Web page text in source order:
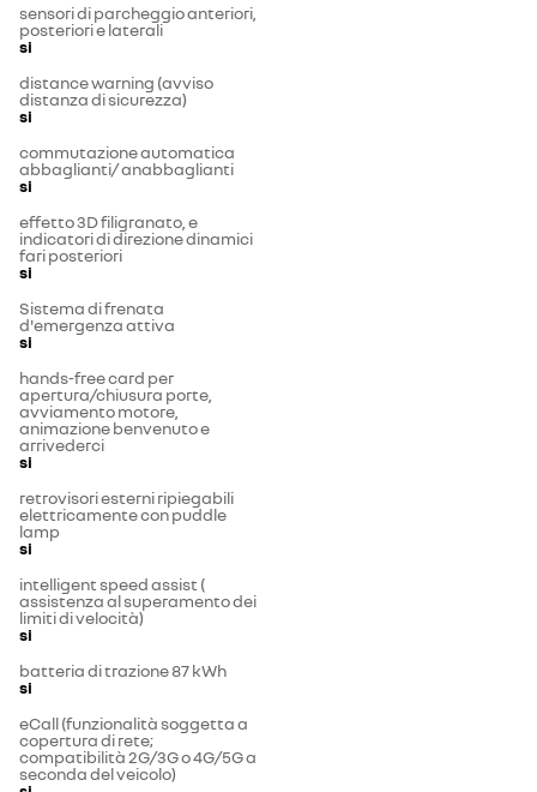
sensori di parcheggio anteriori,
posteriori e laterali
si
distance warning (avviso
distanza di sicurezza)
si
commutazione automatica
abbaglianti/ anabbaglianti
si
effetto 3D filigranato, e
indicatori di direzione dinamici
fari posteriori
si
Sistema di frenata
d'emergenza attiva
si
hands-free card per
apertura/chiusura porte,
avviamento motore,
animazione benvenuto e
arrivederci
si
retrovisori esterni ripiegabili
elettricamente con puddle
lamp
si
intelligent speed assist (
assistenza al superamento dei
limiti di velocità)
si
batteria di trazione 87 kWh
si
eCall (funzionalità soggetta a
copertura di rete;
compatibilità 2G/3G o 4G/5G a
seconda del veicolo)